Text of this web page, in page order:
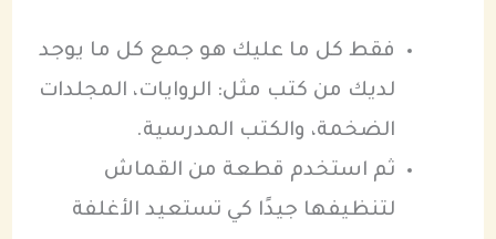
فقط كل ما عليك هو جمع كل ما يوجد
لديك من كتب مثل: الروايات، المجلدات
الضخمة، والكتب المدرسية.
ثم استخدم قطعة من القماش
لتنظيفها جيدًا كي تستعيد الأغلفة